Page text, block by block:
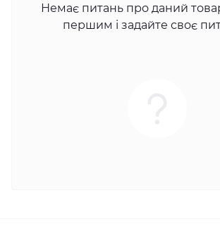
Немає питань про даний
першим і задайте своє